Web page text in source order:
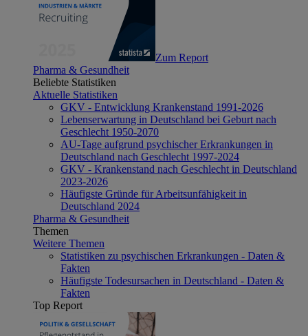
Zum Report
Pharma & Gesundheit
Beliebte Statistiken
Aktuelle Statistiken
GKV - Entwicklung Krankenstand 1991-2026
Lebenserwartung in Deutschland bei Geburt nach
Geschlecht 1950-2070
AU-Tage aufgrund psychischer Erkrankungen in
Deutschland nach Geschlecht 1997-2024
GKV - Krankenstand nach Geschlecht in Deutschland
2023-2026
Häufigste Gründe für Arbeitsunfähigkeit in
Deutschland 2024
Pharma & Gesundheit
Themen
Weitere Themen
Statistiken zu psychischen Erkrankungen - Daten &
Fakten
Häufigste Todesursachen in Deutschland - Daten &
Fakten
Top Report